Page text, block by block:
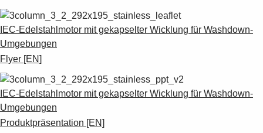
IEC-Edelstahlmotor mit gekapselter Wicklung für Washdown-
Umgebungen
Flyer [EN]
IEC-Edelstahlmotor mit gekapselter Wicklung für Washdown-
Umgebungen
Produktpräsentation [EN]